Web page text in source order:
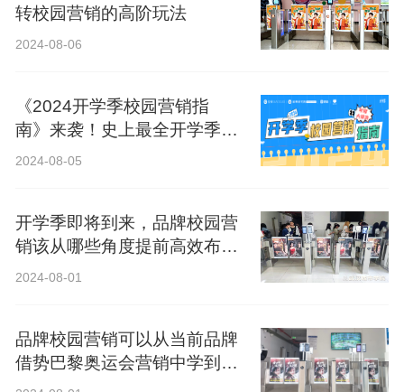
转校园营销的高阶玩法
2024-08-06
《2024开学季校园营销指
南》来袭！史上最全开学季营
销攻略！
2024-08-05
开学季即将到来，品牌校园营
销该从哪些角度提前高效布
局？
2024-08-01
品牌校园营销可以从当前品牌
借势巴黎奥运会营销中学到什
么？